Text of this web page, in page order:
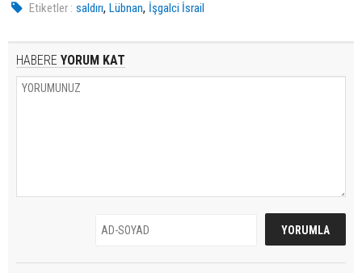
Etiketler : saldırı,Lübnan, İşgalci İsrail
HABERE YORUM KAT